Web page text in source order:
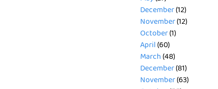
December(12)
November(12)
October(1)
April(60)
March(48)
December(81)
November(63)